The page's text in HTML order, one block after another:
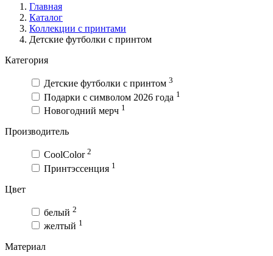
Главная
Каталог
Коллекции с принтами
Детские футболки с принтом
Категория
Детские футболки с принтом 3
Подарки с символом 2026 года 1
Новогодний мерч 1
Производитель
CoolColor 2
Принтэссенция 1
Цвет
белый 2
желтый 1
Материал